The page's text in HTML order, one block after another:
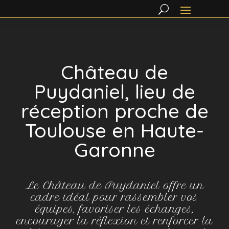
vidéo
Château de
Puydaniel, lieu de
réception proche de
Toulouse en Haute-
Garonne
Le Château de Puydaniel offre un
cadre idéal pour rassembler vos
équipes, favoriser les échanges,
encourager la réflexion et renforcer la